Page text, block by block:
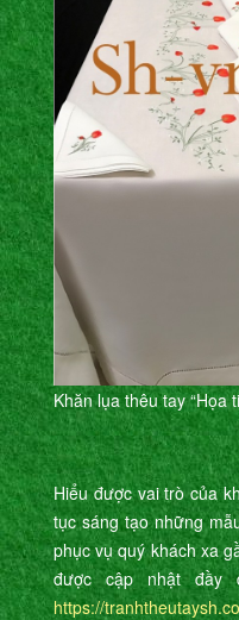
Khăn lụa thêu tay “Họa
Hiểu được vai trò của
tục sáng tạo những
phục vụ quý khách xa
được cập nhật đầy
https://